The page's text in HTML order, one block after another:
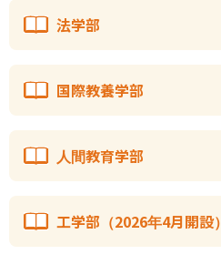
法学部
国際教養学部
人間教育学部
工学部（2026年4月開設）